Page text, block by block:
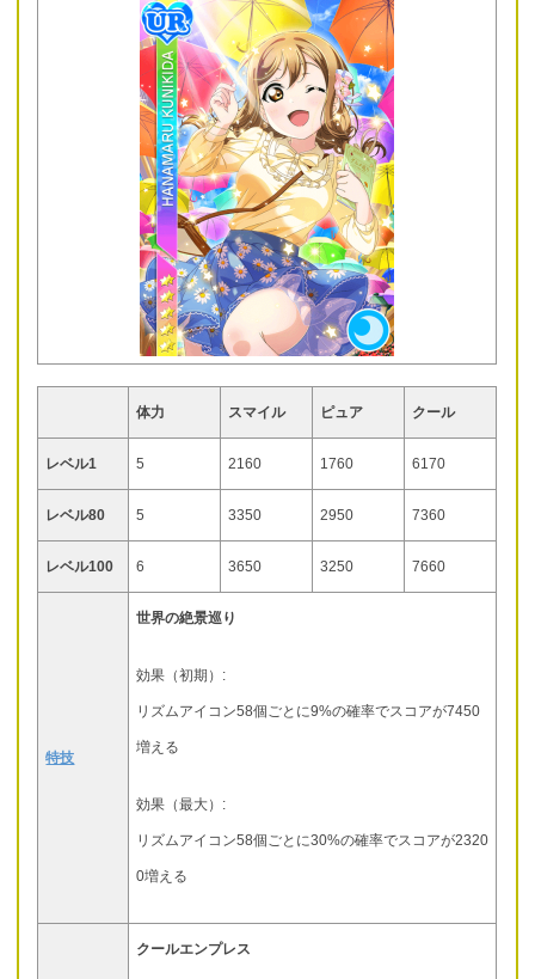
体力 スマイル ピュア クール
レベル1 5 2160 1760 6170
レベル80 5 3350 2950 7360
レベル100 6 3650 3250 7660
特技
世界の絶景巡り
効果（初期）:
リズムアイコン58個ごとに9%の確率でスコアが7450
増える
効果（最大）:
リズムアイコン58個ごとに30%の確率でスコアが2320
0増える
クールエンプレス